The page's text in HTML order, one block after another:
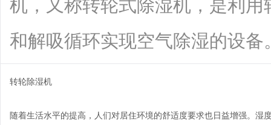
机，又称转轮式除湿机，是利
和解吸循环实现空气除湿的设备
转轮除湿机
随着生活水平的提高，人们对居住环境的舒适度要求也日益增强。